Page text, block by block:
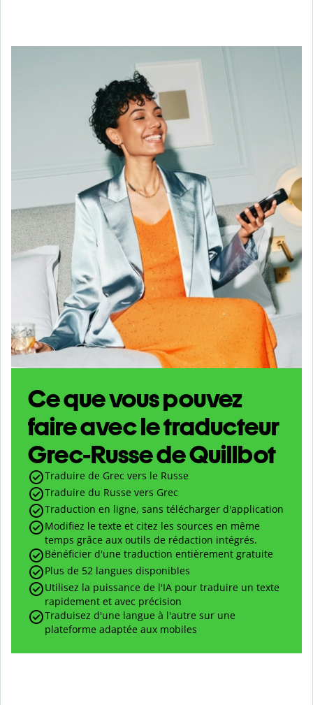
Ce que vous pouvez
faire avec le traducteur
Grec-Russe de Quillbot
Traduire de Grec vers le Russe
Traduire du Russe vers Grec
Traduction en ligne, sans télécharger d'application
Modifiez le texte et citez les sources en même
temps grâce aux outils de rédaction intégrés.
Bénéficier d'une traduction entièrement gratuite
Plus de 52 langues disponibles
Utilisez la puissance de l'IA pour traduire un texte
rapidement et avec précision
Traduisez d'une langue à l'autre sur une
plateforme adaptée aux mobiles